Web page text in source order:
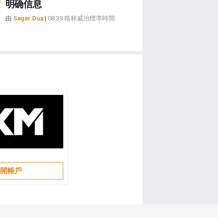
明确信息
由 Sagar Dua| 08:39 格林威治標準時間
開帳戶